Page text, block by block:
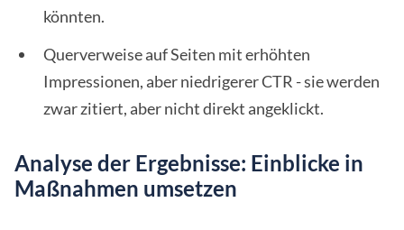
könnten.
Querverweise auf Seiten mit erhöhten
Impressionen, aber niedrigerer CTR - sie werden
zwar zitiert, aber nicht direkt angeklickt.
Analyse der Ergebnisse: Einblicke in
Maßnahmen umsetzen